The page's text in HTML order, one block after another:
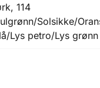
114
Solsikke/
Lys petro/Lys grønn